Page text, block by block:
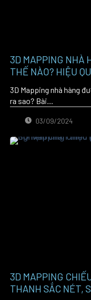
3D MAPPING NHÀ
THẾ NÀO? HIỆU
3D Mapping nhà hàng
ra sao? Bài…
03/09/2024
3D MAPPING
THANH SẮC NÉT,